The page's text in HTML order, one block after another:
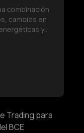
a
combinación
cambios en
y
entre